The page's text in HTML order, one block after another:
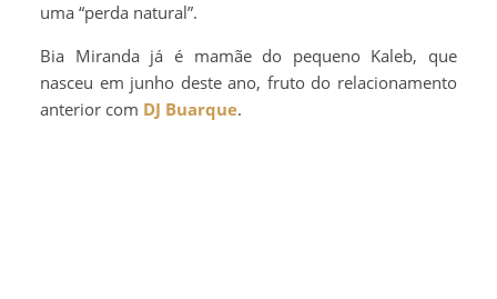
uma “perda natural”.
Bia Miranda já é mamãe do pequeno Kaleb, que
nasceu em junho deste ano, fruto do relacionamento
anterior com DJ Buarque.